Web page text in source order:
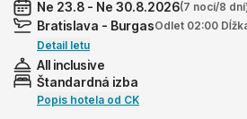
Ne 23.8 - Ne 30.8.2026(7 nocí/8
Bratislava - BurgasOdlet 02:00
Detail letu
All inclusive
Štandardná izba
Popis hotela od CK